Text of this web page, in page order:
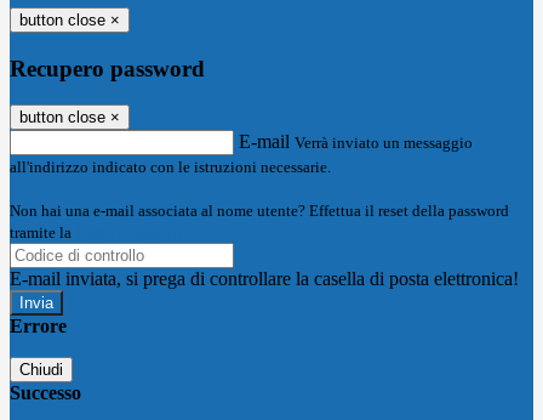
button close ×
Recupero password
button close ×
E-mail Verrà inviato un messaggio
all'indirizzo indicato con le istruzioni necessarie.
Non hai una e-mail associata al nome utente? Effettua il reset della password
tramite la
E-mail inviata, si prega di controllare la casella di posta elettronica!
Errore
Chiudi
Successo